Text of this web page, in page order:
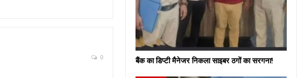
0 बैंक का डिप्टी मैनेजर निकला साइबर ठगों का सरगना!